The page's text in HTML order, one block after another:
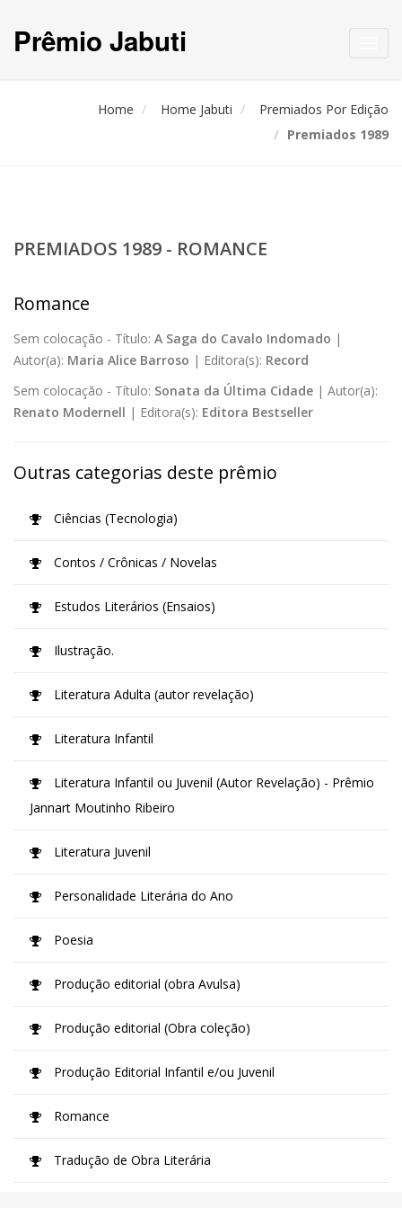
Prêmio Jabuti
Home Home Jabuti
Premiados Por Edição
Premiados 1989
PREMIADOS 1989 - ROMANCE
Romance
Sem colocação - Título: A Saga do Cavalo Indomado |
Autor(a): Maria Alice Barroso | Editora(s): Record
Sem colocação - Título: Sonata da Última Cidade | Autor(a):
Renato Modernell | Editora(s): Editora Bestseller
Outras categorias deste prêmio
Ciências (Tecnologia)
Contos / Crônicas / Novelas
Estudos Literários (Ensaios)
Ilustração.
Literatura Adulta (autor revelação)
Literatura Infantil
Literatura Infantil ou Juvenil (Autor Revelação) - Prêmio
Jannart Moutinho Ribeiro
Literatura Juvenil
Personalidade Literária do Ano
Poesia
Produção editorial (obra Avulsa)
Produção editorial (Obra coleção)
Produção Editorial Infantil e/ou Juvenil
Romance
Tradução de Obra Literária